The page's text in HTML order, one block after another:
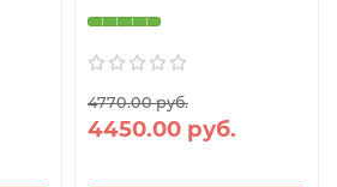
4770.00 руб.
4450.00 руб.